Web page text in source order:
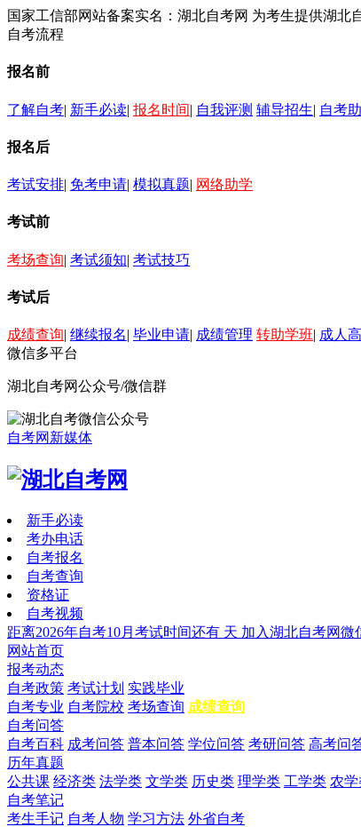
国家工信部网站备案实名：湖北自考网 为考生提供湖北
自考流程
报名前
了解自考| 新手必读| 报名时间| 自我评测 辅导招生| 自考
报名后
考试安排| 免考申请| 模拟真题| 网络助学
考试前
考场查询| 考试须知| 考试技巧
考试后
成绩查询| 继续报名| 毕业申请| 成绩管理 转助学班| 成人
微信多平台
湖北自考网公众号/微信群
自考网新媒体
新手必读
考办电话
自考报名
自考查询
资格证
自考视频
距离2026年自考10月考试时间还有 天 加入湖北自考网微
网站首页
报考动态
自考政策 考试计划 实践毕业
自考专业 自考院校 考场查询 成绩查询
自考问答
自考百科 成考问答 普本问答 学位问答 考研问答 高考问
历年真题
公共课 经济类 法学类 文学类 历史类 理学类 工学类 农学
自考笔记
考生手记 自考人物 学习方法 外省自考